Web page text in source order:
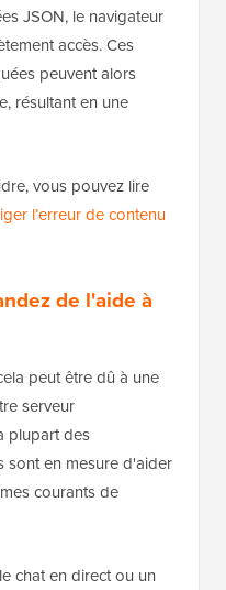
JSON, le navigateur
accès. Ces
peuvent alors
résultant en une
vous pouvez lire
l’erreur de contenu
de l'aide à
peut être dû à une
serveur
plupart des
sont en mesure d'aider
courants de
chat en direct ou un